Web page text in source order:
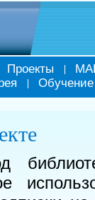
Проекты
Обучение